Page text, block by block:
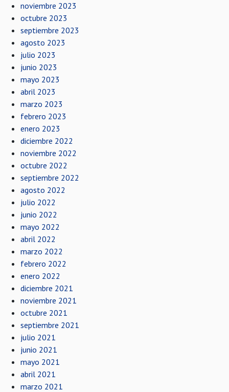
noviembre 2023
octubre 2023
septiembre 2023
agosto 2023
julio 2023
junio 2023
mayo 2023
abril 2023
marzo 2023
febrero 2023
enero 2023
diciembre 2022
noviembre 2022
octubre 2022
septiembre 2022
agosto 2022
julio 2022
junio 2022
mayo 2022
abril 2022
marzo 2022
febrero 2022
enero 2022
diciembre 2021
noviembre 2021
octubre 2021
septiembre 2021
julio 2021
junio 2021
mayo 2021
abril 2021
marzo 2021